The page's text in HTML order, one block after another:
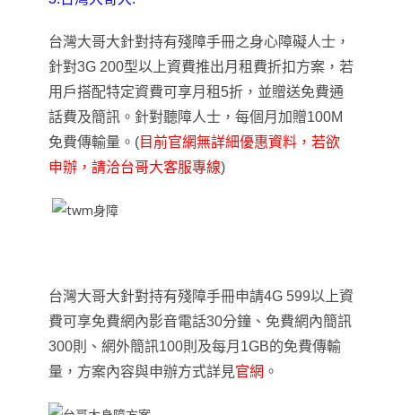
台灣大哥大針對持有殘障手冊之身心障礙人士 ，
針對3G 200型以上資費推出月租費折扣方案，若
用戶搭配特定資費可享月租5折，並贈送免費通
話費及簡訊。針對聽障人士 ， 每個月加贈100M
免費傳輸量 。(目前官網無詳細優惠資料 ，若欲
申辦 ，請洽台哥大客服專線)
台灣大哥大針對持有殘障手冊申請4G 599以上資
費可享免費網內影音電話30分鐘 、免費網內簡訊
300則
、 網外簡訊100則 及每月1GB的免費傳輸
量 ， 方案內容與申辦方式詳見官網 。